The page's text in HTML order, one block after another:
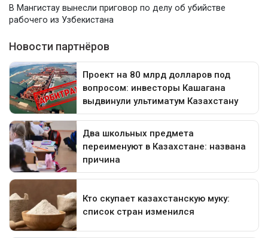
В Мангистау вынесли приговор по делу об убийстве
рабочего из Узбекистана